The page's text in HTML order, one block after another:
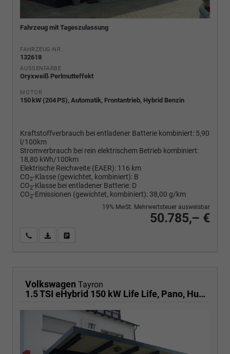
Fahrzeug mit Tageszulassung
FAHRZEUG-NR.
132618
AUSSENFARBE
Oryxweiß Perlmutteffekt
MOTOR
150 kW (204 PS), Automatik, Frontantrieb, Hybrid Benzin
Kraftstoffverbrauch bei entladener Batterie kombiniert: 5,90
l/100km
Stromverbrauch bei rein elektrischem Betrieb kombiniert:
18,80 kWh/100km
Elektrische Reichweite (EAER): 116 km
CO2-Klasse (gewichtet, kombiniert): B
CO2-Klasse bei entladener Batterie: D
CO2-Emissionen (gewichtet, kombiniert): 38,00 g/km
50.785,– €
19% MwSt. Mehrwertsteuer ausweisbar
Wir rufen Sie anPDF-Fahrzeugexposé drucken
Volkswagen Tayron
1.5 TSI eHybrid 150 kW Life Life, Pano, HuD, AHK, AreaView, Side, Navi, Winter, 5-J. Garantie